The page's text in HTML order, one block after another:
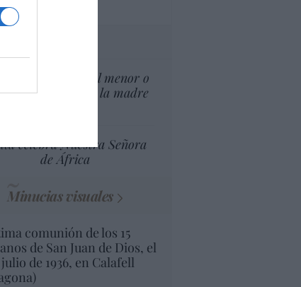
anteriores
Superior interés el menor o
interés de la madre
celebra Nuestra Señora
de África
Minucias visuales
comunión de los 15
de San Juan de Dios, el
de 1936, en Calafell